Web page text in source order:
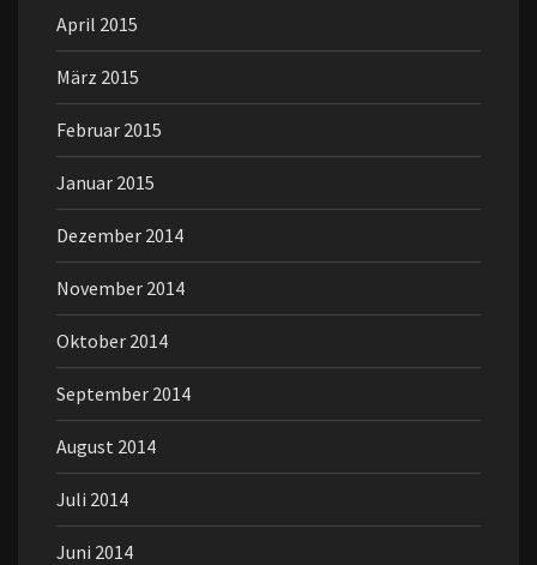
April 2015
März 2015
Februar 2015
Januar 2015
Dezember 2014
November 2014
Oktober 2014
September 2014
August 2014
Juli 2014
Juni 2014